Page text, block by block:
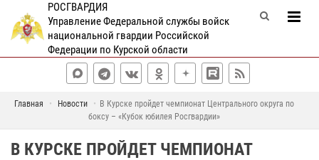
РОСГВАРДИЯ
Управление Федеральной службы войск
национальной гвардии Российской
Федерации по Курской области
Главная Новости
В Курске пройдет чемпионат Центрального округа по
боксу – «Кубок юбилея Росгвардии»
В КУРСКЕ ПРОЙДЕТ ЧЕМПИОНАТ